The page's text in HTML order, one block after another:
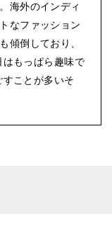
海外のインディ
なファッション
傾倒しており、
もっぱら趣味で
ことが多いそ